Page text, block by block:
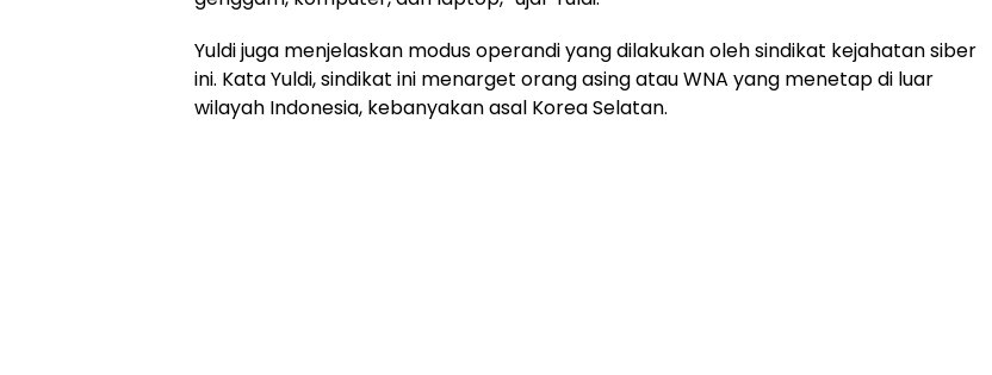
Yuldi juga menjelaskan modus operandi yang dilakukan oleh sindikat kejahatan siber
ini. Kata Yuldi, sindikat ini menarget orang asing atau WNA yang menetap di luar
wilayah Indonesia, kebanyakan asal Korea Selatan.